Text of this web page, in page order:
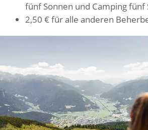
fünf Sonnen und Camping fünf
2,50 € für alle anderen